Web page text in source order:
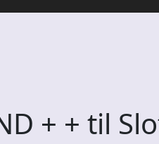
+ + til